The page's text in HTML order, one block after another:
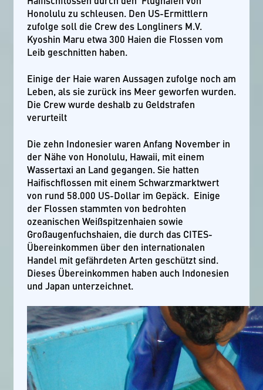
Honolulu zu schleusen. Den US-Ermittlern
zufolge soll die Crew des Longliners M.V.
Kyoshin Maru etwa 300 Haien die Flossen vom
Leib geschnitten haben.
Einige der Haie waren Aussagen zufolge noch am
Leben, als sie zurück ins Meer geworfen wurden.
Die Crew wurde deshalb zu Geldstrafen
verurteilt
Die zehn Indonesier waren Anfang November in
der Nähe von Honolulu, Hawaii, mit einem
Wassertaxi an Land gegangen. Sie hatten
Haifischflossen mit einem Schwarzmarktwert
von rund 58.000 US-Dollar im Gepäck. Einige
der Flossen stammten von bedrohten
ozeanischen Weißspitzenhaien sowie
Großaugenfuchshaien, die durch das CITES-
Übereinkommen über den internationalen
Handel mit gefährdeten Arten geschützt sind.
Dieses Übereinkommen haben auch Indonesien
und Japan unterzeichnet.